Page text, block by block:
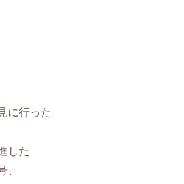
行った。
した
、